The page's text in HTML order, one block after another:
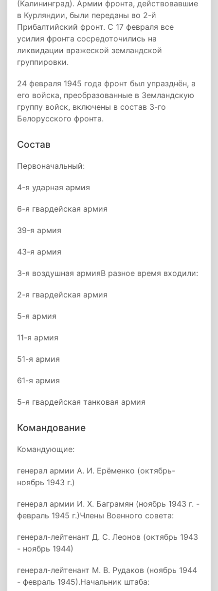
(Калининград). Армии фронта, действовавшие
в Курляндии, были переданы во 2-й
Прибалтийский фронт. С 17 февраля все
усилия фронта сосредоточились на
ликвидации вражеской земландской
группировки.
24 февраля 1945 года фронт был упразднён, а
его войска, преобразованные в Земландскую
группу войск, включены в состав 3-го
Белорусского фронта.
Состав
Первоначальный:
4-я ударная армия
6-я гвардейская армия
39-я армия
43-я армия
3-я воздушная армияВ разное время входили:
2-я гвардейская армия
5-я армия
11-я армия
51-я армия
61-я армия
5-я гвардейская танковая армия
Командование
Командующие:
генерал армии А. И. Ерёменко (октябрь-
ноябрь 1943 г.)
генерал армии И. Х. Баграмян (ноябрь 1943 г. -
февраль 1945 г.)Члены Военного совета:
генерал-лейтенант Д. С. Леонов (октябрь 1943
- ноябрь 1944)
генерал-лейтенант М. В. Рудаков (ноябрь 1944
- февраль 1945).Начальник штаба: